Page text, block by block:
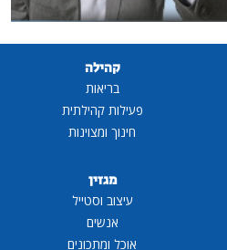
פעילות קהילתית
חינוך ומצוינות
אוכל ומתכונים